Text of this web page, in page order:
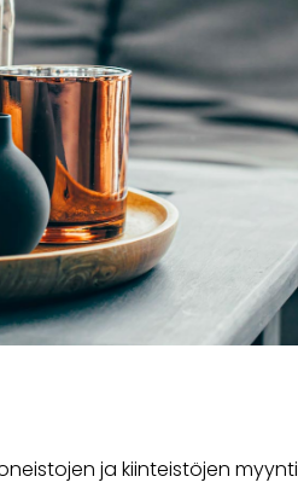
ja kiinteistö­jen myynti